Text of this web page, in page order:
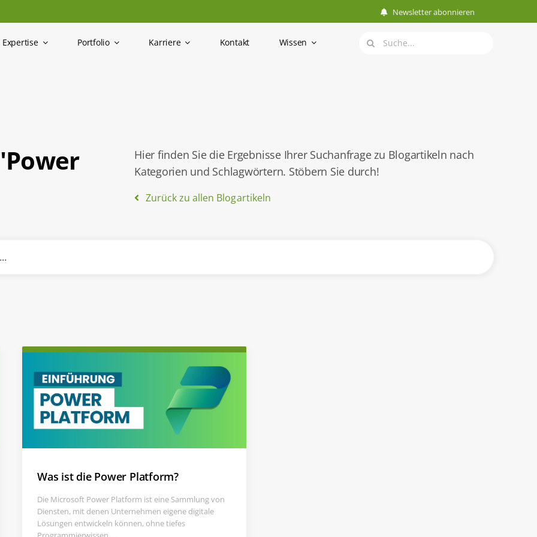
Newsletter abonnieren
Expertise Portfolio Karriere Kontakt Wissen
Suche
Hier finden Sie die Ergebnisse Ihrer Suchanfrage zu Blogartikeln nach
Kategorien und Schlagwörtern. Stöbern Sie durch!
Zurück zu allen Blogartikeln
Was ist die Power Platform?
Die Microsoft Power Platform ist eine Sammlung von
Diensten, mit denen Unternehmen eigene digitale
Lösungen entwickeln können, ohne tiefes